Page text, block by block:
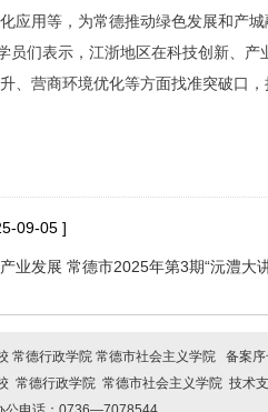
应用等，为常德推动绿色发展和产城
员们表示，江浙地区在科技创新、
、营商环境优化等方面找准突破口
09-05 ]
业发展 常德市2025年第3期“沅澧大
常德行政学院 常德市社会主义学院 备案序
校 常德行政学院 常德市社会主义学